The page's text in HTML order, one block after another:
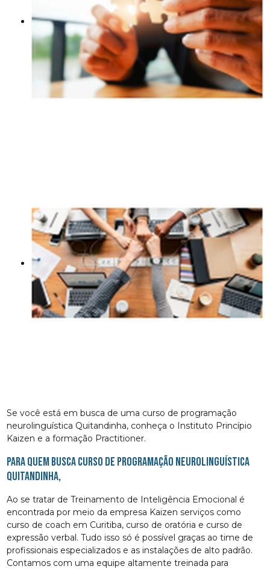
Se você está em busca de uma curso de programação
neurolinguística Quitandinha, conheça o Instituto Princípio
Kaizen e a formação Practitioner.
Para quem busca curso de programação neurolinguística
Quitandinha,
Ao se tratar de Treinamento de Inteligência Emocional é
encontrada por meio da empresa Kaizen serviços como
curso de coach em Curitiba, curso de oratória e curso de
expressão verbal. Tudo isso só é possível graças ao time de
profissionais especializados e as instalações de alto padrão.
Contamos com uma equipe altamente treinada para